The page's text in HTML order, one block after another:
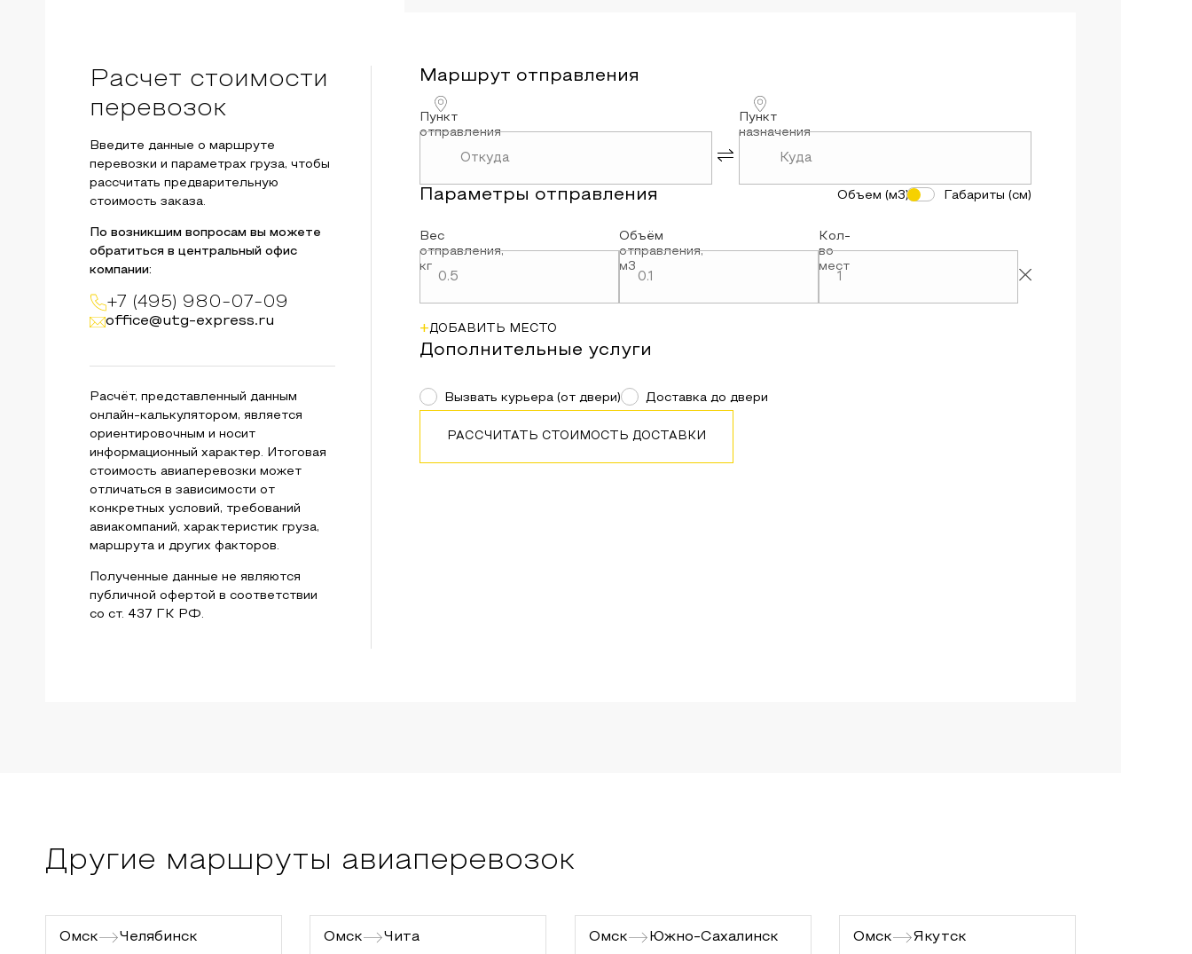
Расчет стоимости
перевозок
Введите данные о маршруте
перевозки и параметрах груза, чтобы
рассчитать предварительную
стоимость заказа.
По возникшим вопросам вы можете
обратиться в центральный офис
компании:
+7 (495) 980-07-09
office@utg-express.ru
Расчёт, представленный данным
онлайн-калькулятором, является
ориентировочным и носит
информационный характер. Итоговая
стоимость авиаперевозки может
отличаться в зависимости от
конкретных условий, требований
авиакомпаний, характеристик груза,
маршрута и других факторов.
Полученные данные не являются
публичной офертой в соответствии
со ст. 437 ГК РФ.
Маршрут отправления
Пункт
отправления
Пункт
назначения
Параметры отправления Объем (м3) Габариты (см)
Вес
отправления,
кг
Объём
отправления,
м3
Кол-
во
мест
+ДОБАВИТЬ МЕСТО
Дополнительные услуги
Вызвать курьера (от двери) Доставка до двери
РАССЧИТАТЬ СТОИМОСТЬ ДОСТАВКИ
Другие маршруты авиаперевозок
Омск Челябинск Омск Чита Омск Южно-Сахалинск Омск Якутск